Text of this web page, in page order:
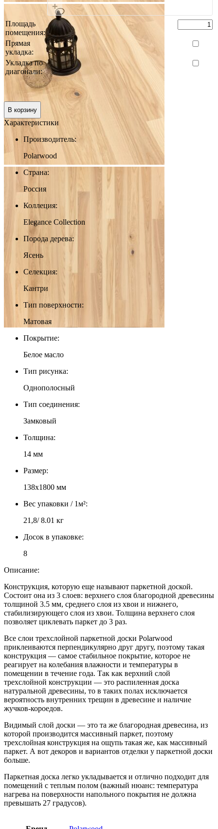
+
Площадь
помещения:
Прямая
укладка:
Укладка по
диагонали:
Итого:
0 руб.
В корзину
Характеристики
Производитель:
Polarwood
Страна:
Россия
Коллеция:
Elegance Collection
Порода дерева:
Ясень
Селекция:
Кантри
Тип поверхности:
Матовая
Покрытие:
Белое масло
Тип рисунка:
Однополосный
Тип соединения:
Замковый
Толщина:
14 мм
Размер:
138х1800 мм
Вес упаковки / 1м²:
21,8/ 8.01 кг
Досок в упаковке:
8
Описание:
Конструкция, которую еще называют паркетной доской.
Состоит она из 3 слоев: верхнего слоя благородной древесины
толщиной 3.5 мм, среднего слоя из хвои и нижнего,
стабилизирующего слоя из хвои. Толщина верхнего слоя
позволяет циклевать паркет до 3 раз.
Все слои трехслойной паркетной доски Polarwood
приклеиваются перпендикулярно друг другу, поэтому такая
конструкция — самое стабильное покрытие, которое не
реагирует на колебания влажности и температуры в
помещении в течение года. Так как верхний слой
трехслойной конструкции — это распиленная доска
натуральной древесины, то в таких полах исключается
вероятность внутренних трещин в древесине и наличие
жучков-короедов.
Видимый слой доски — это та же благородная древесина, из
которой производится массивный паркет, поэтому
трехслойная конструкция на ощупь такая же, как массивный
паркет. А вот декоров и вариантов отделки у паркетной доски
больше.
Паркетная доска легко укладывается и отлично подходит для
помещений с теплым полом (важный нюанс: температура
нагрева на поверхности напольного покрытия не должна
превышать 27 градусов).